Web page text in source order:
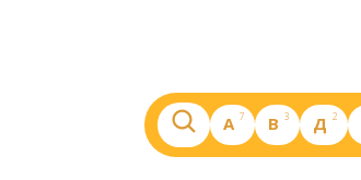
А 7 В 3 Д 2